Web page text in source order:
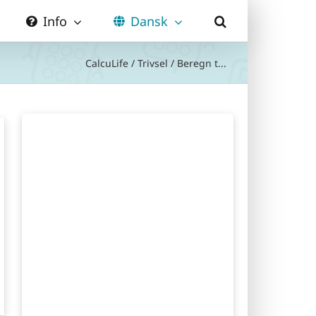
Info Dansk
CalcuLife / Trivsel / Beregn t...